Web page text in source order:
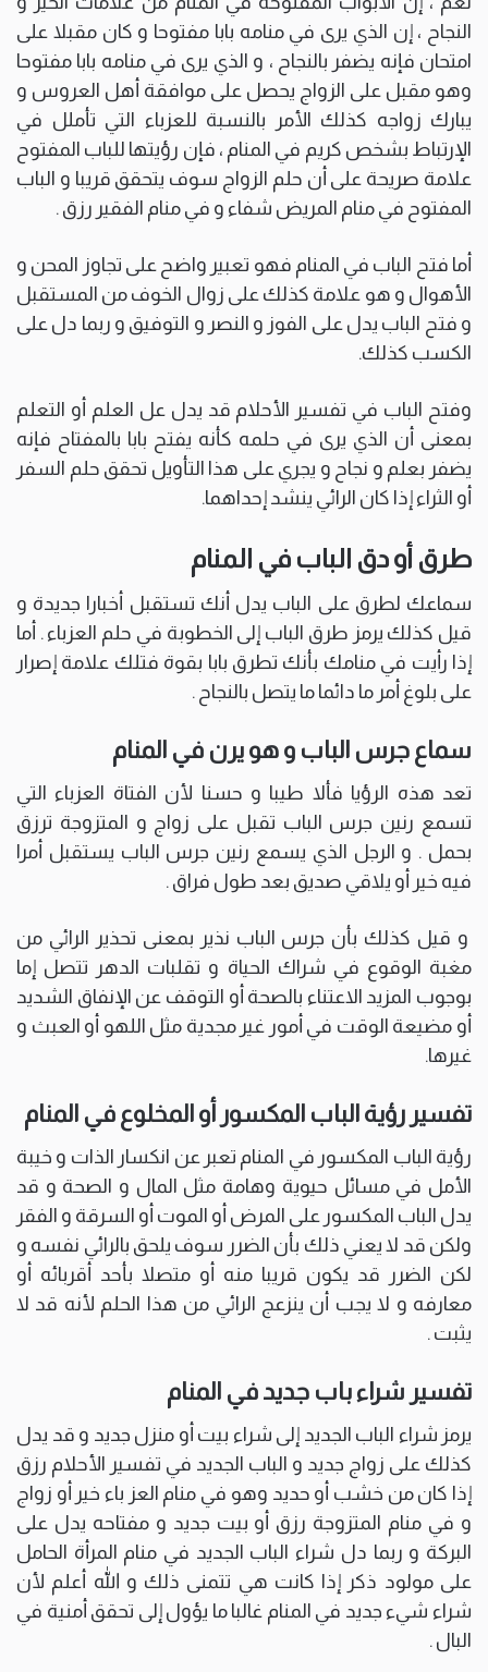
النجاح ، إن الذي يرى في منامه بابا مفتوحا و كان مقبلا على
امتحان فإنه يضفر بالنجاح ، و الذي يرى في منامه بابا مفتوحا
وهو مقبل على الزواج يحصل على موافقة أهل العروس و
يبارك زواجه كذلك الأمر بالنسبة للعزباء التي تأملل في
الإرتباط بشخص كريم في المنام ، فإن رؤيتها للباب المفتوح
علامة صريحة على أن حلم الزواج سوف يتحقق قريبا و الباب
المفتوح في منام المريض شفاء و في منام الفقير رزق .
أما فتح الباب في المنام فهو تعبير واضح على تجاوز المحن و
الأهوال و هو علامة كذلك على زوال الخوف من المستقبل
و فتح الباب يدل على الفوز و النصر و التوفيق و ربما دل على
الكسب كذلك.
وفتح الباب في تفسير الأحلام قد يدل عل العلم أو التعلم
بمعنى أن الذي يرى في حلمه كأنه يفتح بابا بالمفتاح فإنه
يضفر بعلم و نجاح و يجري على هذا التأويل تحقق حلم السفر
أو الثراء إذا كان الرائي ينشد إحداهما.
طرق أو دق الباب في المنام
سماعك لطرق على الباب يدل أنك تستقبل أخبارا جديدة و
قيل كذلك يرمز طرق الباب إلى الخطوبة في حلم العزباء . أما
إذا رأيت في منامك بأنك تطرق بابا بقوة فتلك علامة إصرار
على بلوغ أمر ما دائما ما يتصل بالنجاح .
سماع جرس الباب و هو يرن في المنام
تعد هذه الرؤيا فألا طيبا و حسنا لأن الفتاة العزباء التي
تسمع رنين جرس الباب تقبل على زواج و المتزوجة ترزق
بحمل . و الرجل الذي يسمع رنين جرس الباب يستقبل أمرا
فيه خير أو يلاقي صديق بعد طول فراق .
و قيل كذلك بأن جرس الباب نذير بمعنى تحذير الرائي من
مغبة الوقوع في شراك الحياة و تقلبات الدهر تتصل إما
بوجوب المزيد الاعتناء بالصحة أو التوقف عن الإنفاق الشديد
أو مضيعة الوقت في أمور غير مجدية مثل اللهو أو العبث و
غيرها.
تفسير رؤية الباب المكسور أو المخلوع في المنام
رؤية الباب المكسور في المنام تعبر عن انكسار الذات و خيبة
الأمل في مسائل حيوية وهامة مثل المال و الصحة و قد
يدل الباب المكسور على المرض أو الموت أو السرقة و الفقر
ولكن قد لا يعني ذلك بأن الضرر سوف يلحق بالرائي نفسه و
لكن الضرر قد يكون قريبا منه أو متصلا بأحد أقربائه أو
معارفه و لا يجب أن ينزعج الرائي من هذا الحلم لأنه قد لا
يثبت .
تفسير شراء باب جديد في المنام
يرمز شراء الباب الجديد إلى شراء بيت أو منزل جديد و قد يدل
كذلك على زواج جديد و الباب الجديد في تفسير الأحلام رزق
إذا كان من خشب أو حديد وهو في منام العز باء خير أو زواج
و في منام المتزوجة رزق أو بيت جديد و مفتاحه يدل على
البركة و ربما دل شراء الباب الجديد في منام المرأة الحامل
على مولود ذكر إذا كانت هي تتمنى ذلك و الله أعلم لأن
شراء شيء جديد في المنام غالبا ما يؤول إلى تحقق أمنية في
البال .